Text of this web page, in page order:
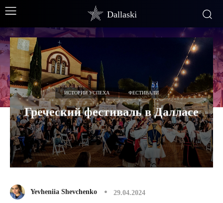
Dallaski
ИСТОРИИ УСПЕХА ФЕСТИВАЛИ
Греческий фестиваль в Далласе
Yevheniia Shevchenko 29.04.2024